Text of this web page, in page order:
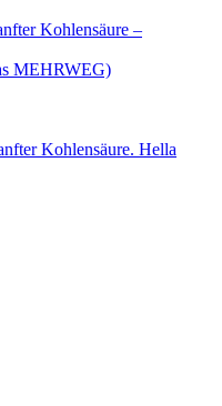
MEHRWEG)
Hella